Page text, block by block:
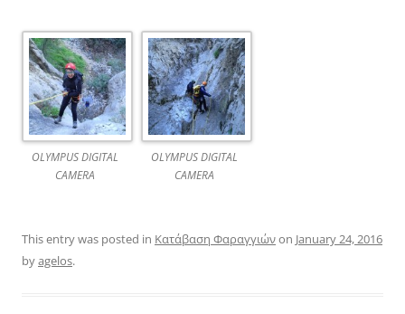
OLYMPUS DIGITAL
CAMERA
OLYMPUS DIGITAL
CAMERA
This entry was posted in Κατάβαση Φαραγγιώνon January 24, 2016
byagelos.